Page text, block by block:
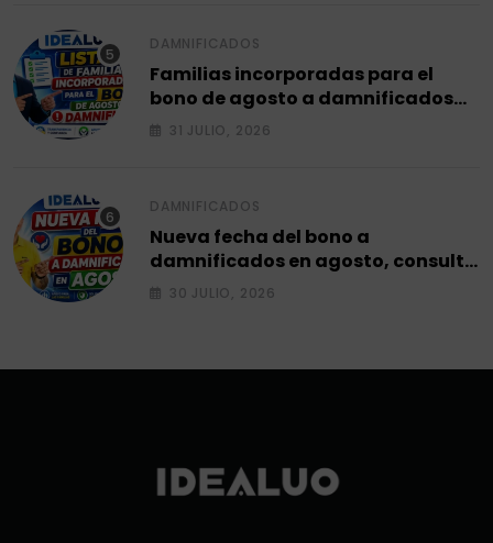
DAMNIFICADOS
Familias incorporadas para el
bono de agosto a damnificados
2026.
31 JULIO, 2026
DAMNIFICADOS
Nueva fecha del bono a
damnificados en agosto, consulta
el siguiente ciclo 2026.
30 JULIO, 2026